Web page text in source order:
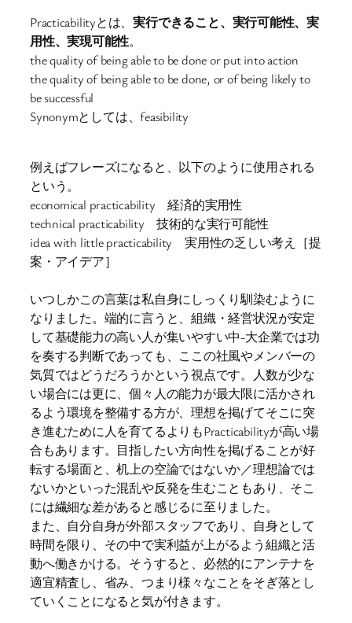
Practicabilityとは、実行できること、実行可能性、実
用性、実現可能性。
the quality of being able to be done or put into action
the quality of being able to be done, or of being likely to
be successful
Synonymとしては、feasibility
例えばフレーズになると、以下のように使用される
という。
economical practicability 経済的実用性
technical practicability 技術的な実行可能性
idea with little practicability 実用性の乏しい考え［提
案・アイデア］
いつしかこの言葉は私自身にしっくり馴染むように
なりました。端的に言うと、組織・経営状況が安定
して基礎能力の高い人が集いやすい中-大企業では功
を奏する判断であっても、ここの社風やメンバーの
気質ではどうだろうかという視点です。人数が少な
い場合には更に、個々人の能力が最大限に活かされ
るよう環境を整備する方が、理想を掲げてそこに突
き進むために人を育てるよりもPracticabilityが高い場
合もあります。目指したい方向性を掲げることが好
転する場面と、机上の空論ではないか／理想論では
ないかといった混乱や反発を生むこともあり、そこ
には繊細な差があると感じるに至りました。
また、自分自身が外部スタッフであり、自身として
時間を限り、その中で実利益が上がるよう組織と活
動へ働きかける。そうすると、必然的にアンテナを
適宜精査し、省み、つまり様々なことをそぎ落とし
ていくことになると気が付きます。